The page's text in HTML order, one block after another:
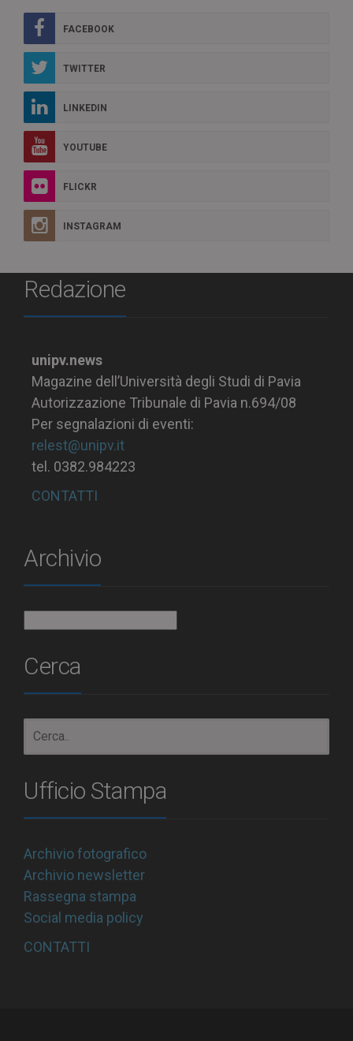
FACEBOOK
TWITTER
LINKEDIN
YOUTUBE
FLICKR
INSTAGRAM
Redazione
unipv.news
Magazine dell’Università degli Studi di Pavia
Autorizzazione Tribunale di Pavia n.694/08
Per segnalazioni di eventi:
relest@unipv.it
tel. 0382.984223
CONTATTI
Archivio
Cerca
Ufficio Stampa
Archivio fotografico
Archivio newsletter
Rassegna stampa
Social media policy
CONTATTI